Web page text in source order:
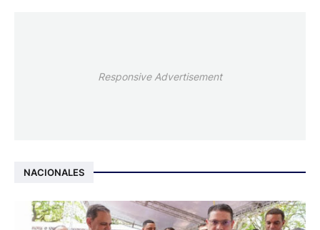
Responsive Advertisement
NACIONALES